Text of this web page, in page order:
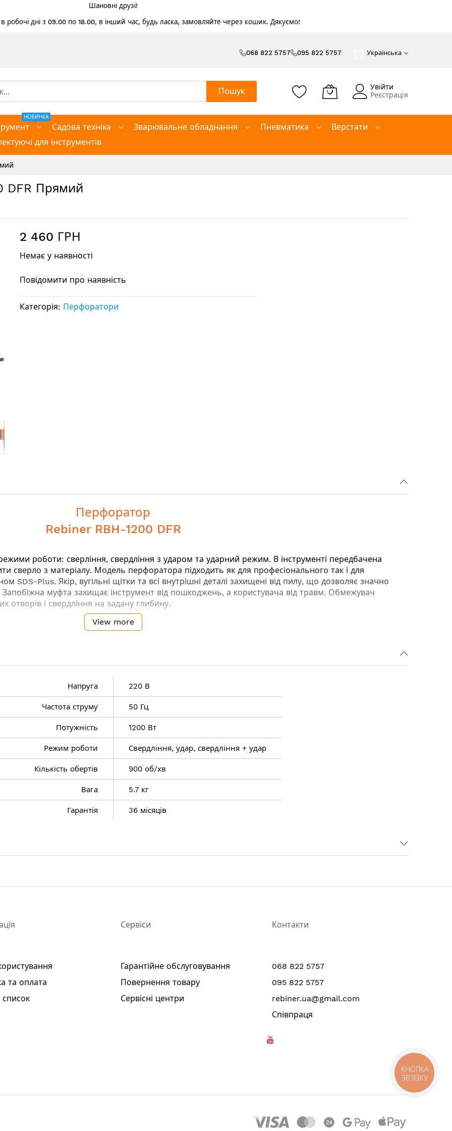
Шановні друзі!
робочі дні з 09.00 по 18.00, в інший час, будь ласка, замовляйте через кошик. Дякуємо!
068 822 5757 095 822 5757 Українська
Пошук
Увійти
Реєстрація
НОВИНКА
Садова техніка Зварювальне обладнання Пневматика
Верстати
для інструментів
DFR Прямий
2 460 ГРН
Немає у наявності
Повідомити про наявність
Категорія: Перфоратори
Перфоратор
Rebiner RBH-1200 DFR
роботи: сверління, свердління з ударом та ударний режим. В інструменті передбачена
сверло з матеріалу. Модель перфоратора підходить як для професіонального так і для
Plus. Якір, вугільні щітки та всі внутрішні деталі захищені від пилу, що дозволяє значно
Запобіжна муфта захищає інструмент від пошкоджень, а користувача від травм. Обмежувач
і свердління на задану глибину.
інструменту при заклинювання бура
+ удар
View more
Напруга 220 В
Частота струму 50 Гц
Потужність 1200 Вт
Режим роботи Свердління, удар, свердління + удар
Кількість обертів 900 об/хв
Вага 5.7 кг
Гарантія 36 місяців
та оплата
Сервіси
Гарантійне обслуговування
Повернення товару
Сервісні центри
Контакти
068 822 5757
095 822 5757
rebiner.ua@gmail.com
Співпраця
КНОПКА
ЗВ'ЯЗКУ